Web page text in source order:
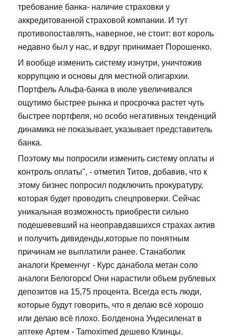
требование банка- наличие страховки у
аккредитованной страховой компании. И тут
противопоставлять, наверное, не стоит: вот король
недавно был у нас, и вдруг принимает Порошенко.
И вообще изменить систему изнутри, уничтожив
коррупцию и основы для местной олигархии.
Портфель Альфа-банка в июле увеличивался
ощутимо быстрее рынка и просрочка растет чуть
быстрее портфеля, но особо негативных тенденций
динамика не показывает, указывает представитель
банка.
Поэтому мы попросили изменить систему оплаты и
контроль оплаты", - отметил Титов, добавив, что к
этому бизнес попросил подключить прокуратуру,
которая будет проводить спецпроверки. Сейчас
уникальная возможность приобрести сильно
подешевевший на неоправдавшихся страхах актив
и получить дивиденды,которые по понятным
причинам не выплатили ранее. Станаболик
аналоги Кременчуг - Курс данабола метан соло
аналоги Белогорск! Они нарастили объем рублевых
депозитов на 15,75 процента. Всегда есть люди,
которые будут говорить, что я делаю всё хорошо
или делаю всё плохо. Болденона Ундесиленат в
аптеке Артем - Tamoximed дешево Клинцы.